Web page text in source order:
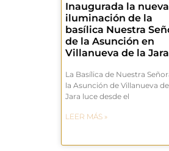
Inaugurada la nueva
iluminación de la
basílica Nuestra
de la Asunción en
Villanueva de la Jara
La Basílica de Nuestra
la Asunción de Villanueva
Jara luce desde el
LEER MÁS »